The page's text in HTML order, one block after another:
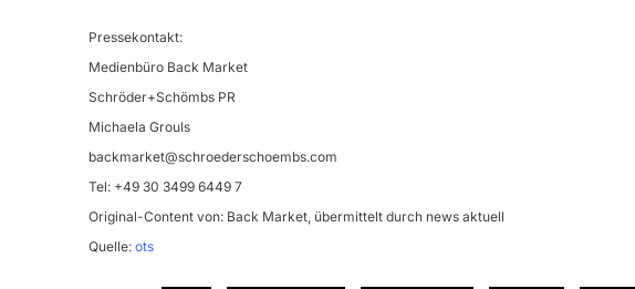
Pressekontakt:
Medienbüro Back Market
Schröder+Schömbs PR
Michaela Grouls
backmarket@schroederschoembs.com
Tel: +49 30 3499 6449 7
Original-Content von: Back Market, übermittelt durch news aktuell
Quelle: ots